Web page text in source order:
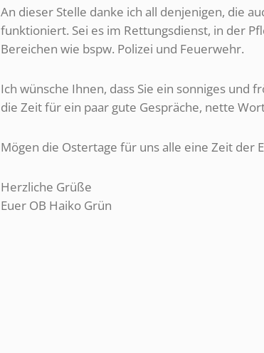
An dieser Stelle danke ich all denjenigen, die
funktioniert. Sei es im Rettungsdienst, in der
Bereichen wie bspw. Polizei und Feuerwehr.
Ich wünsche Ihnen, dass Sie ein sonniges und
die Zeit für ein paar gute Gespräche, nette
Mögen die Ostertage für uns alle eine Zeit der
Herzliche Grüße
Euer OB Haiko Grün